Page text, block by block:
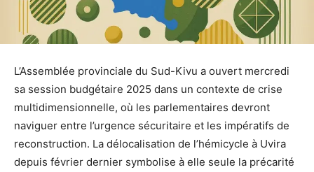
L’Assemblée provinciale du Sud-Kivu a ouvert mercredi
sa session budgétaire 2025 dans un contexte de crise
multidimensionnelle, où les parlementaires devront
naviguer entre l’urgence sécuritaire et les impératifs de
reconstruction. La délocalisation de l’hémicycle à Uvira
depuis février dernier symbolise à elle seule la précarité